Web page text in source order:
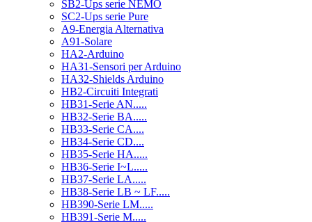
SB2-Ups serie NEMO
SC2-Ups serie Pure
A9-Energia Alternativa
A91-Solare
HA2-Arduino
HA31-Sensori per Arduino
HA32-Shields Arduino
HB2-Circuiti Integrati
HB31-Serie AN.....
HB32-Serie BA.....
HB33-Serie CA....
HB34-Serie CD....
HB35-Serie HA.....
HB36-Serie I~L.....
HB37-Serie LA.....
HB38-Serie LB ~ LF.....
HB390-Serie LM.....
HB391-Serie M.....